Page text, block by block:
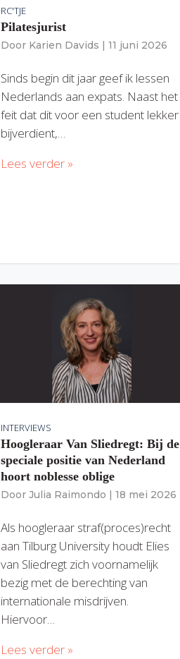
RC'TJE
Pilatesjurist
Door Karien Davids | 11 juni 2026
Sinds begin dit jaar geef ik lessen
Nederlands aan expats. Naast het
feit dat dit voor een student lekker
bijverdient,…
Lees verder »
INTERVIEWS
Hoogleraar Van Sliedregt: Bij de
speciale positie van Nederland
hoort noblesse oblige
Door Julia Raimondo | 18 mei 2026
Als hoogleraar straf(proces)recht
aan Tilburg University houdt Elies
van Sliedregt zich voornamelijk
bezig met de berechting van
internationale misdrijven.
Hiervoor…
Lees verder »